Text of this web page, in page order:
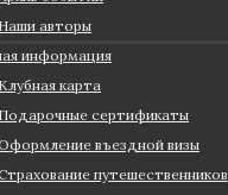
Наши авторы
информация
Клубная карта
Подарочные сертификаты
Оформление въездной визы
путешественников